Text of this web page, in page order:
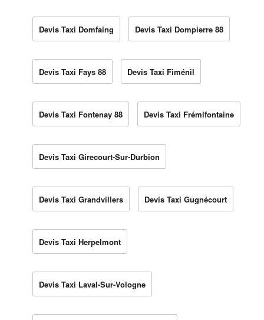
Devis Taxi Domfaing Devis Taxi Dompierre 88
Devis Taxi Fays 88 Devis Taxi Fiménil
Devis Taxi Fontenay 88 Devis Taxi Frémifontaine
Devis Taxi Girecourt-Sur-Durbion
Devis Taxi Grandvillers Devis Taxi Gugnécourt
Devis Taxi Herpelmont
Devis Taxi Laval-Sur-Vologne